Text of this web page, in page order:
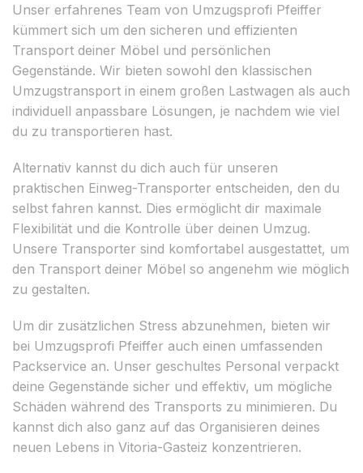
Unser erfahrenes Team von Umzugsprofi Pfeiffer
kümmert sich um den sicheren und effizienten
Transport deiner Möbel und persönlichen
Gegenstände. Wir bieten sowohl den klassischen
Umzugstransport in einem großen Lastwagen als auch
individuell anpassbare Lösungen, je nachdem wie viel
du zu transportieren hast.
Alternativ kannst du dich auch für unseren
praktischen Einweg-Transporter entscheiden, den du
selbst fahren kannst. Dies ermöglicht dir maximale
Flexibilität und die Kontrolle über deinen Umzug.
Unsere Transporter sind komfortabel ausgestattet, um
den Transport deiner Möbel so angenehm wie möglich
zu gestalten.
Um dir zusätzlichen Stress abzunehmen, bieten wir
bei Umzugsprofi Pfeiffer auch einen umfassenden
Packservice an. Unser geschultes Personal verpackt
deine Gegenstände sicher und effektiv, um mögliche
Schäden während des Transports zu minimieren. Du
kannst dich also ganz auf das Organisieren deines
neuen Lebens in Vitoria-Gasteiz konzentrieren.